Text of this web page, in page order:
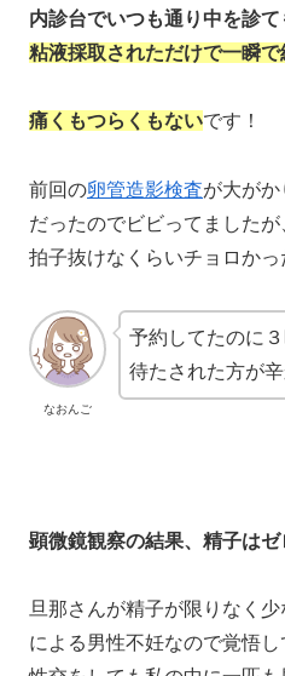
内診台でいつも通り中を診
粘液採取されただけで一瞬で
痛くもつらくもないです！
前回の卵管造影検査が大がか
だったのでビビってましたが
拍子抜けなくらいチョロかっ
なおんご
予約してたのに
待たされた方が辛
顕微鏡観察の結果、精子はゼ
旦那さんが精子が限りなく
による男性不妊なので覚悟し